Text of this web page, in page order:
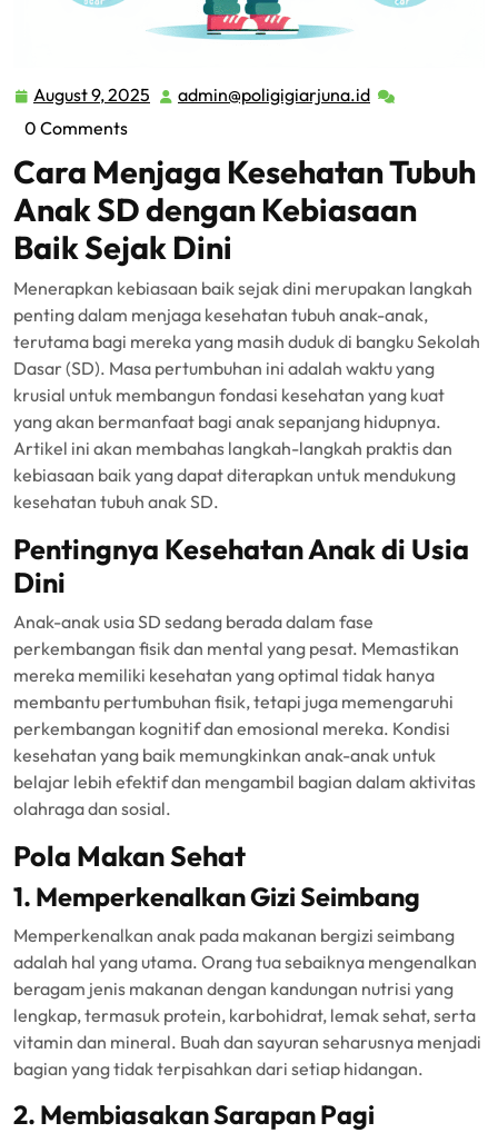
August 9, 2025 August
admin@poligigiarjuna.id
0 Comments
Cara Menjaga Kesehatan Tubuh
Anak SD dengan Kebiasaan
Baik Sejak Dini
Menerapkan kebiasaan baik sejak dini merupakan langkah
penting dalam menjaga kesehatan tubuh anak-anak,
terutama bagi mereka yang masih duduk di bangku Sekolah
Dasar (SD). Masa pertumbuhan ini adalah waktu yang
krusial untuk membangun fondasi kesehatan yang kuat
yang akan bermanfaat bagi anak sepanjang hidupnya.
Artikel ini akan membahas langkah-langkah praktis dan
kebiasaan baik yang dapat diterapkan untuk mendukung
kesehatan tubuh anak SD.
Pentingnya Kesehatan Anak di Usia
Dini
Anak-anak usia SD sedang berada dalam fase
perkembangan fisik dan mental yang pesat. Memastikan
mereka memiliki kesehatan yang optimal tidak hanya
membantu pertumbuhan fisik, tetapi juga memengaruhi
perkembangan kognitif dan emosional mereka. Kondisi
kesehatan yang baik memungkinkan anak-anak untuk
belajar lebih efektif dan mengambil bagian dalam aktivitas
olahraga dan sosial.
Pola Makan Sehat
1. Memperkenalkan Gizi Seimbang
Memperkenalkan anak pada makanan bergizi seimbang
adalah hal yang utama. Orang tua sebaiknya mengenalkan
beragam jenis makanan dengan kandungan nutrisi yang
lengkap, termasuk protein, karbohidrat, lemak sehat, serta
vitamin dan mineral. Buah dan sayuran seharusnya menjadi
bagian yang tidak terpisahkan dari setiap hidangan.
2. Membiasakan Sarapan Pagi